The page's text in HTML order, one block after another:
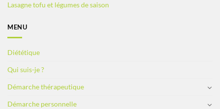
Lasagne tofu et légumes de saison
MENU
Diététique
Qui suis-je ?
Démarche thérapeutique
Démarche personnelle